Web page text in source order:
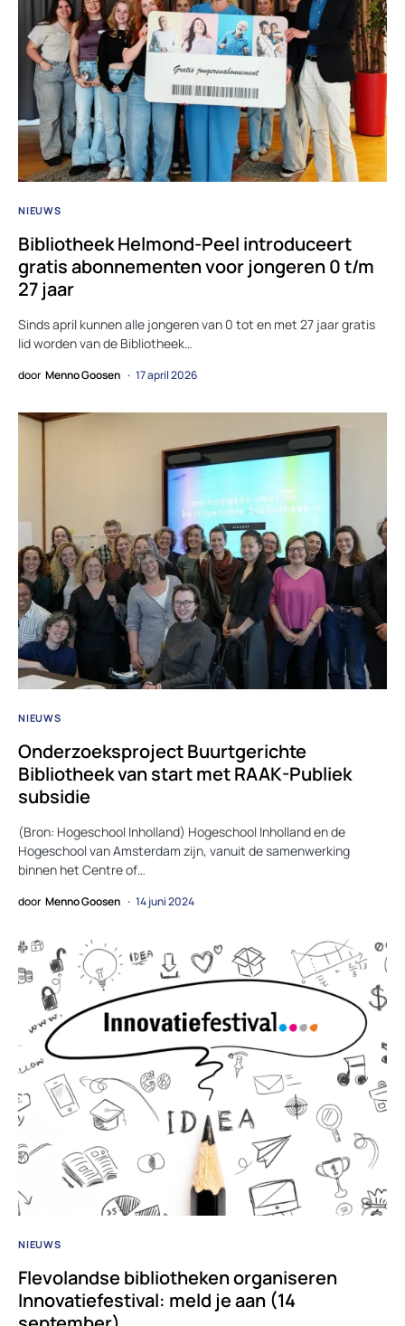
NIEUWS
Bibliotheek Helmond-Peel introduceert
gratis abonnementen voor jongeren 0 t/m
27 jaar
Sinds april kunnen alle jongeren van 0 tot en met 27 jaar gratis
lid worden van de Bibliotheek…
door Menno Goosen 17 april 2026
NIEUWS
Onderzoeksproject Buurtgerichte
Bibliotheek van start met RAAK-Publiek
subsidie
(Bron: Hogeschool Inholland) Hogeschool Inholland en de
Hogeschool van Amsterdam zijn, vanuit de samenwerking
binnen het Centre of…
door Menno Goosen 14 juni 2024
NIEUWS
Flevolandse bibliotheken organiseren
Innovatiefestival: meld je aan (14